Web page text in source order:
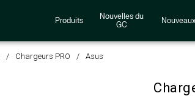
Produits
Nouvelles du
GC
Nouveaux
Chargeurs PRO Asus